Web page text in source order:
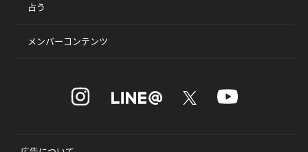
占う
メンバーコンテンツ